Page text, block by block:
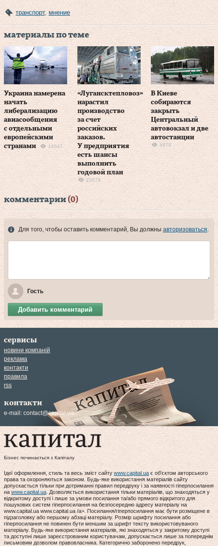
транспорт, мнение
материалы по теме
Украина намерена
начать
либерализацию
авиасообщения
с отдельными
европейскими
странами
14547
«Лугансктепловоз»
нарастил
производство
за счет
российских
заказов.
У предприятия
есть шансы
выполнить
годовой план
22679
В Киеве
собираются
закрыть
Центральный
автовокзал и две
автостанции
8979
комментарии (0)
Для того, чтобы оставить комментарий, Вы должны авторизоваться
Гость
Добавить комментарий
сервисы
новини компаній
реклама
контакти
правила
rss
контакти
e-mail: contact@capital.ua
Бізнес починається з Капіталу
Ідеї оформлення, стиль та весь зміст сайту www.capital.ua є об'єктом авторського
права та охороняються законом. Будь-яке використання матеріалів сайту
допускається тільки при дотриманні правил передруку і за наявності гіперпосилання
на www.capital.ua . Дозволяється використання тільки матеріалів, що знаходяться у
відкритому доступі і лише за умови посилання та/або прямого відкритого для
пошукових систем гіперпосилання на безпосередню адресу матеріалу на
www.capital.ua www.capital.ua /a>. Посилання/гіперпосилання має бути розміщене в
підзаголовку або першому абзаці матеріалу. Розмір шрифту посилання або
гіперпосилання не повинен бути меншим за шрифт тексту використовуваного
матеріалу. Будь-яке використання матеріалів, які знаходяться у закритому доступі
та доступні лише зареєстрованим користувачам, допускається лише за попереднім
письмовим дозволом правовласника. Категорично заборонено передрук,